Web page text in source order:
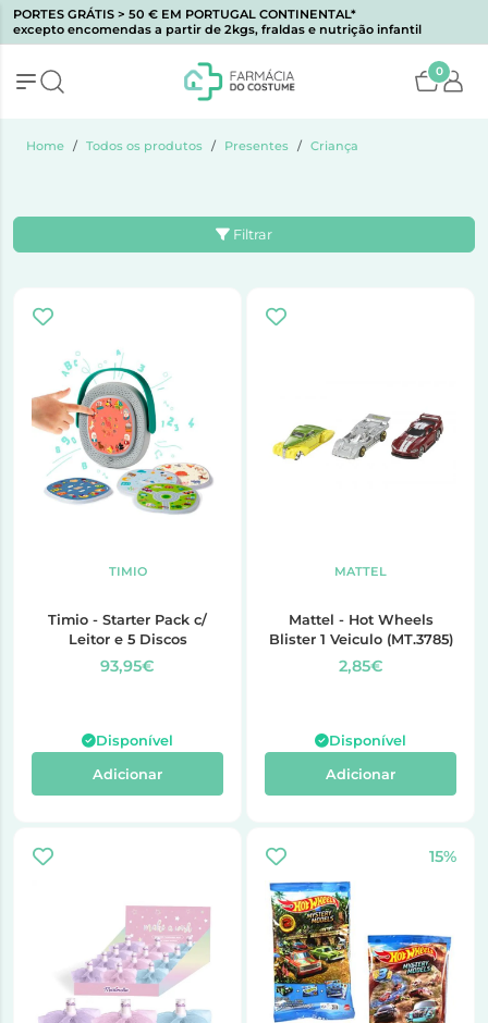
PORTES GRÁTIS > 50 € EM PORTUGAL CONTINENTAL*
excepto encomendas a partir de 2kgs, fraldas e nutrição infantil
0
Home Todos os produtos Presentes Criança
Filtrar
TIMIO
Timio - Starter Pack c/
Leitor e 5 Discos
93,95€
Disponível
Adicionar
MATTEL
Mattel - Hot Wheels
Blister 1 Veiculo (MT.3785)
2,85€
Disponível
Adicionar
15%